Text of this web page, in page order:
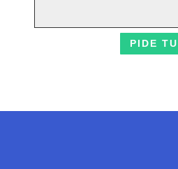
PIDE